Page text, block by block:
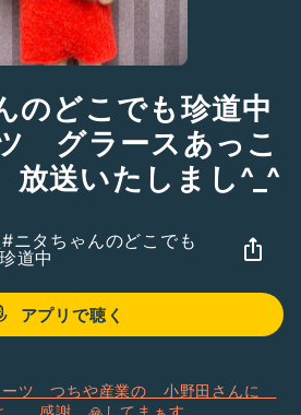
のどこでも珍道中
グラースあっこ
送いたしまし^_^
ニタちゃんのどこでも
珍道中
アプリで聴く
ツ つちや産業の 小野田さんに
よ 感謝 🙏してまぁす